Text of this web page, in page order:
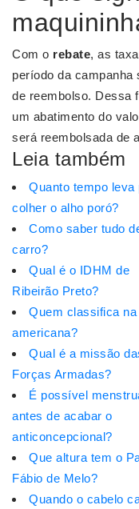
Com o rebate, as
período da
de reembolso. Dessa
um abatimento do
será reembolsada de
Leia também
Quanto tempo leva
colher o alho poró?
Como saber tudo
carro?
Qual é o IDHM de
Ribeirão Preto?
Quem classifica na
americana?
Qual é a missão
Forças Armadas?
É possível
antes de acabar o
anticoncepcional?
Que altura tem o
Fábio de Melo?
Quando o cabelo